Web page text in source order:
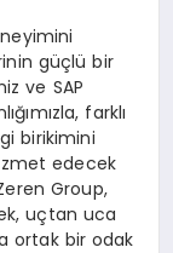
güçlü bir
ve SAP
farklı
birikimini
edecek
Group,
uçtan uca
ortak bir odak